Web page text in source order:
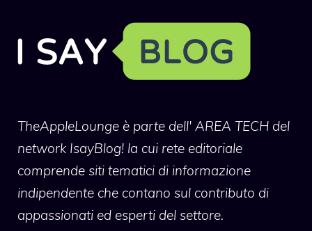
TheAppleLounge è parte dell' AREA TECH del
network IsayBlog! la cui rete editoriale
comprende siti tematici di informazione
indipendente che contano sul contributo di
appassionati ed esperti del settore.